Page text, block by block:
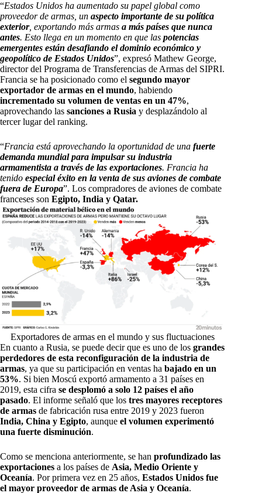
“Estados Unidos ha aumentado su papel global como
proveedor de armas, un aspecto importante de su política
exterior, exportando más armas a más países que nunca
antes. Esto llega en un momento en que las potencias
emergentes están desafiando el dominio económico y
geopolítico de Estados Unidos”, expresó Mathew George,
director del Programa de Transferencias de Armas del SIPRI.
Francia se ha posicionado como el segundo mayor
exportador de armas en el mundo, habiendo
incrementado su volumen de ventas en un 47%,
aprovechando las sanciones a Rusia y desplazándolo al
tercer lugar del ranking.
“Francia está aprovechando la oportunidad de una fuerte
demanda mundial para impulsar su industria
armamentista a través de las exportaciones. Francia ha
tenido especial éxito en la venta de sus aviones de combate
fuera de Europa”. Los compradores de aviones de combate
franceses son Egipto, India y Qatar.
Exportadores de armas en el mundo y sus fluctuaciones
En cuanto a Rusia, se puede decir que es uno de los grandes
perdedores de esta reconfiguración de la industria de
armas, ya que su participación en ventas ha bajado en un
53%. Si bien Moscú exportó armamento a 31 países en
2019, esta cifra se desplomó a solo 12 países el año
pasado. El informe señaló que los tres mayores receptores
de armas de fabricación rusa entre 2019 y 2023 fueron
India, China y Egipto, aunque el volumen experimentó
una fuerte disminución.
Como se menciona anteriormente, se han profundizado las
exportaciones a los países de Asia, Medio Oriente y
Oceanía. Por primera vez en 25 años, Estados Unidos fue
el mayor proveedor de armas de Asia y Oceanía.